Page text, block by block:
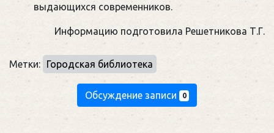
выдающихся современников.
Информацию подготовила Решетникова Т.Г.
Метки: Городская библиотека
Обсуждение записи 0